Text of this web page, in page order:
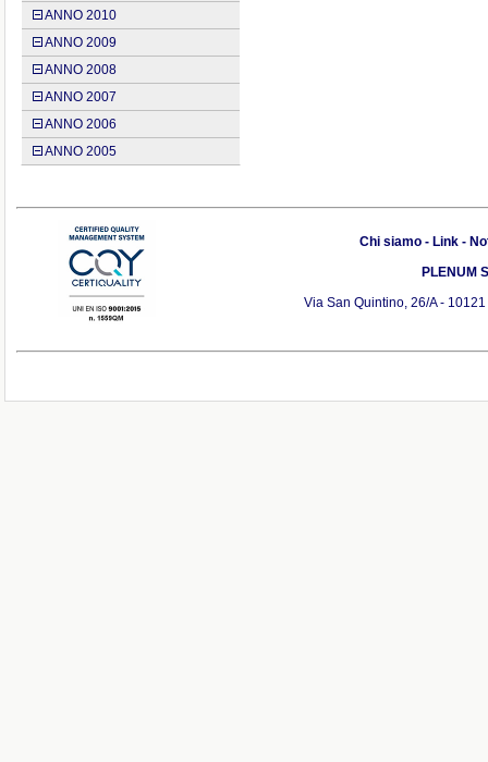
ANNO 2010
ANNO 2009
ANNO 2008
ANNO 2007
ANNO 2006
ANNO 2005
Chi siamo - Link -
PLENUM
Via San Quintino, 26/A -